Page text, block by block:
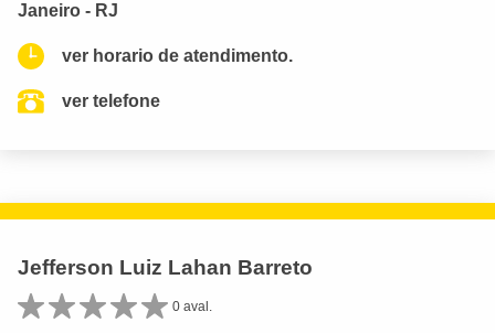
Janeiro - RJ
ver horario de atendimento.
ver telefone
Jefferson Luiz Lahan Barreto
0 aval.